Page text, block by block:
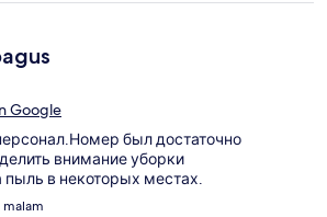
Google
был достаточно
внимание уборки
в некоторых местах.
malam